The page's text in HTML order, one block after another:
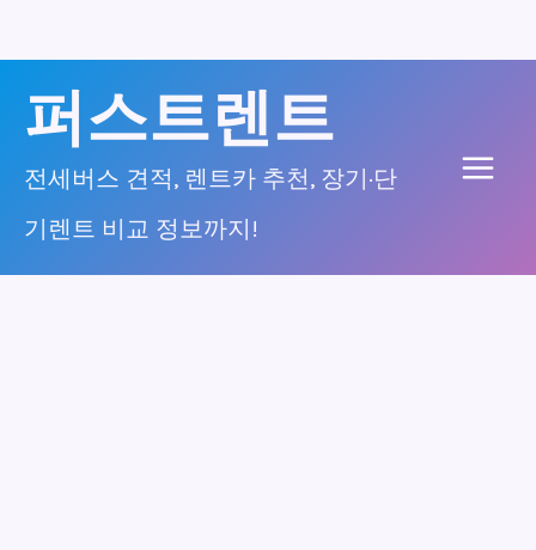
너
퍼스트렌트
전세버스 견적, 렌트카 추천, 장기·단
기렌트 비교 정보까지!